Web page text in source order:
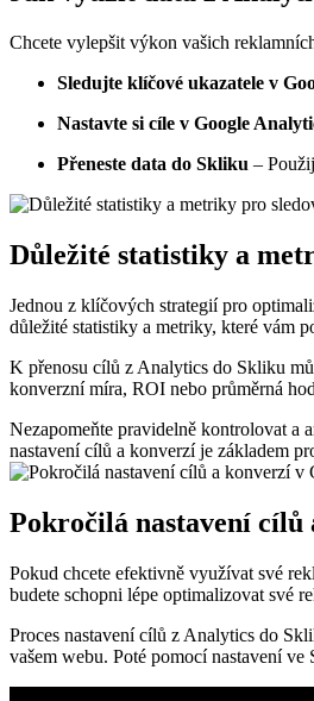
Chcete vylepšit výkon vašich
Sledujte klíčové ukazatele v
Nastavte si cíle v Google
Přeneste data do Skliku –
Důležité statistiky a
Jednou z klíčových strategií pro
důležité statistiky a metriky, které vám
K přenosu cílů z Analytics do Skliku
konverzní míra, ROI nebo průměrná
Nezapomeňte pravidelně kontrolovat a
nastavení cílů a konverzí je základem
Pokročilá nastavení cílů
Pokud chcete efektivně využívat své
budete schopni lépe optimalizovat své
Proces nastavení cílů z Analytics do
vašem webu. Poté pomocí nastavení